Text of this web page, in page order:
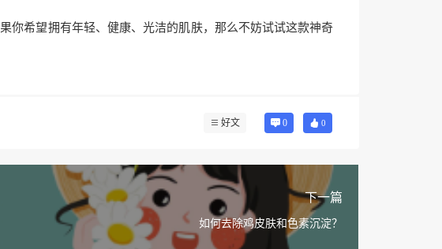
你希望拥有年轻、健康、光洁的肌肤，那么不妨试试这款神奇
好文 0 0
下一篇
如何去除鸡皮肤和色素沉淀？